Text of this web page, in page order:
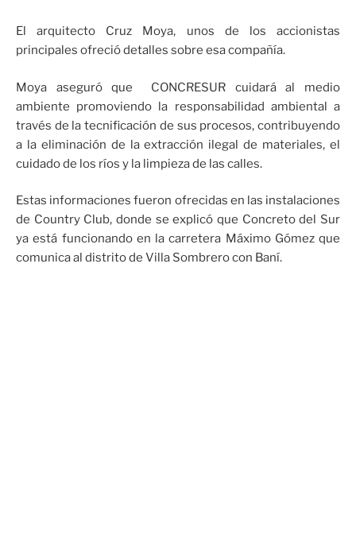
El arquitecto Cruz Moya, unos de los accionistas
principales ofreció detalles sobre esa compañía.
Moya aseguró que CONCRESUR cuidará al medio
ambiente promoviendo la responsabilidad ambiental a
través de la tecnificación de sus procesos, contribuyendo
a la eliminación de la extracción ilegal de materiales, el
cuidado de los ríos y la limpieza de las calles.
Estas informaciones fueron ofrecidas en las instalaciones
de Country Club, donde se explicó que Concreto del Sur
ya está funcionando en la carretera Máximo Gómez que
comunica al distrito de Villa Sombrero con Baní.